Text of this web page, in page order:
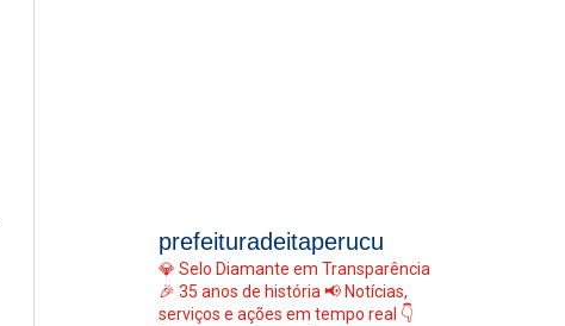
prefeituradeitaperucu
💎 Selo Diamante em Transparência
🎉 35 anos de história 📢 Notícias,
serviços e ações em tempo real 👇